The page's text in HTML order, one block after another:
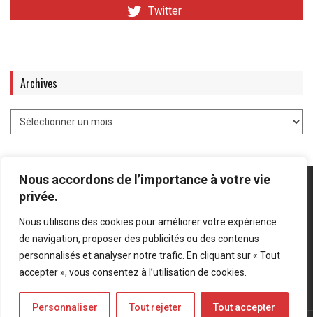
Nous accordons de l’importance à votre vie
privée.
Nous utilisons des cookies pour améliorer votre expérience
de navigation, proposer des publicités ou des contenus
personnalisés et analyser notre trafic. En cliquant sur « Tout
accepter », vous consentez à l’utilisation de cookies.
Personnaliser Tout rejeter Tout accepter
Twitter
Archives
Mentions légales Politique de confidentialité
Bluesky
LinkedIn
Twitter